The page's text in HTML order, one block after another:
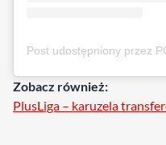
Post udostępniony przez
Zobacz również:
PlusLiga – karuzela